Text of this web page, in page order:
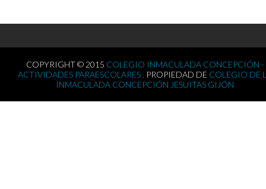
COPYRIGHT © 2015 COLEGIO INMACULADA CONCEPCIÓN -
ACTIVIDADES PARAESCOLARES . PROPIEDAD DE COLEGIO DE
INMACULADA CONCEPCIÓN JESUITAS GIJÓN